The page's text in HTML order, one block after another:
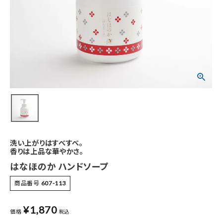
お客さま向け窓口(お問い合わせ)
メディアさま向け窓口
店舗情報
洗い上がりはすべすべ。
香りは上品な華やかさ。
はなほのか ハンドソープ
商品番号 607-113
価格 ¥1,870 税込